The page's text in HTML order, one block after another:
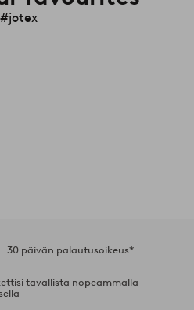
#jotex
30 päivän palautusoikeus*
tavallista nopeammalla